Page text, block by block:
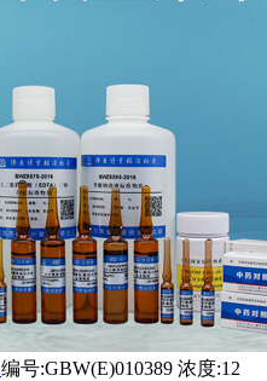
编号:GBW(E)010389 浓度:12